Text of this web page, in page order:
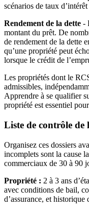
scénarios de taux
Rendement de la dette -
montant du prêt. De
de rendement de la dette
qu’une propriété peut
lorsque le crédit de
Les propriétés dont le
admissibles,
Apprendre à se qualifier
propriété est essentiel
Liste de contrôle de
Organisez ces dossiers
incomplets sont la cause
commerciaux de 30 à 90
Propriété : 2 à 3 ans
avec conditions de bail,
d’assurance, et historique